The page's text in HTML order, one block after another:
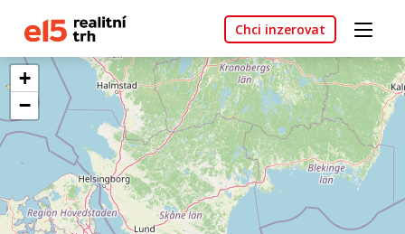
Chci inzerovat
+
−